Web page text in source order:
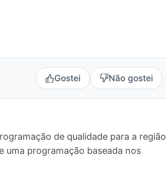
Gostei Não gostei
de qualidade para a região
uma programação baseada nos